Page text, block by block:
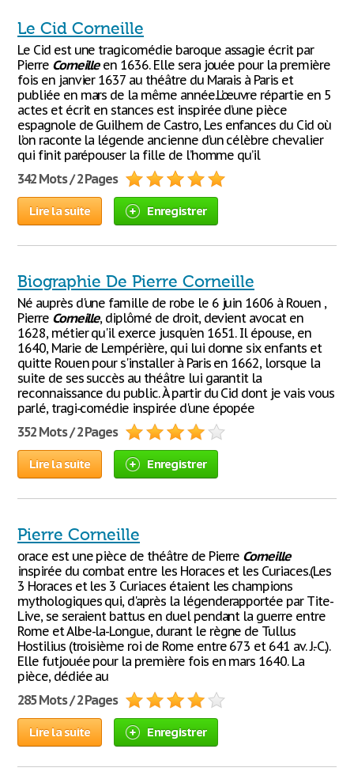
Le Cid Corneille
Le Cid est une tragicomédie baroque assagie écrit par
Pierre Corneilleen 1636. Elle sera jouée pour la première
fois en janvier 1637 au théâtre du Marais à Paris et
publiée en mars de la même année.L’œuvre répartie en 5
actes et écrit en stances est inspirée d’une pièce
espagnole de Guilhem de Castro, Les enfances du Cid où
l’on raconte la légende ancienne d’un célèbre chevalier
qui finit parépouser la fille de l’homme qu’il
342 Mots / 2 Pages
Lire la suite Enregistrer
Biographie De Pierre Corneille
Né auprès d'une famille de robe le 6 juin 1606 à Rouen ,
Pierre Corneille, diplômé de droit, devient avocat en
1628, métier qu'il exerce jusqu'en 1651. Il épouse, en
1640, Marie de Lempérière, qui lui donne six enfants et
quitte Rouen pour s'installer à Paris en 1662, lorsque la
suite de ses succès au théâtre lui garantit la
reconnaissance du public. À partir du Cid dont je vais vous
parlé, tragi-comédie inspirée d'une épopée
352 Mots / 2 Pages
Lire la suite Enregistrer
Pierre Corneille
orace est une pièce de théâtre de Pierre Corneille
inspirée du combat entre les Horaces et les Curiaces.(Les
3 Horaces et les 3 Curiaces étaient les champions
mythologiques qui, d'après la légenderapportée par Tite-
Live, se seraient battus en duel pendant la guerre entre
Rome et Albe-la-Longue, durant le règne de Tullus
Hostilius (troisième roi de Rome entre 673 et 641 av. J.-C.).
Elle futjouée pour la première fois en mars 1640. La
pièce, dédiée au
285 Mots / 2 Pages
Lire la suite Enregistrer